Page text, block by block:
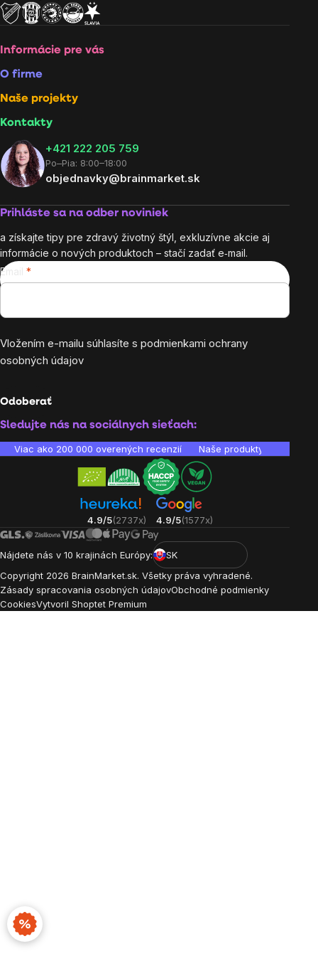
Informácie pre vás
O firme
Naše projekty
Kontakty
+421 222 205 759
Po–Pia: 8:00–18:00
objednavky@brainmarket.sk
Prihláste sa na odber noviniek
a získajte tipy pre zdravý životný štýl, exkluzívne akcie aj
informácie o nových produktoch – stačí zadať e‑mail.
Email
Vložením e-mailu súhlasíte s podmienkami ochrany
osobných údajov
Odoberať
Sledujte nás na sociálnych sieťach:
Viac ako 200 000 overených recenzií Naše produkty sú
4.9/5(2737x) 4.9/5(1577x)
Nájdete nás v 10 krajinách Európy:
SK
Copyright 2026 BrainMarket.sk. Všetky práva vyhradené.
Zásady spracovania osobných údajovObchodné podmienky
CookiesVytvoril Shoptet Premium